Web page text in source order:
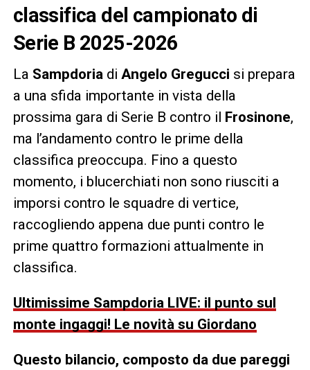
classifica del campionato di
Serie B 2025-2026
La Sampdoriadi Angelo Gregucci si prepara
a una sfida importante in vista della
prossima gara di Serie B contro il Frosinone,
ma l’andamento contro le prime della
classifica preoccupa. Fino a questo
momento, i blucerchiati non sono riusciti a
imporsi contro le squadre di vertice,
raccogliendo appena due punti contro le
prime quattro formazioni attualmente in
classifica.
Ultimissime Sampdoria LIVE: il punto sul
monte ingaggi! Le novità su Giordano
Questo bilancio, composto da due pareggi